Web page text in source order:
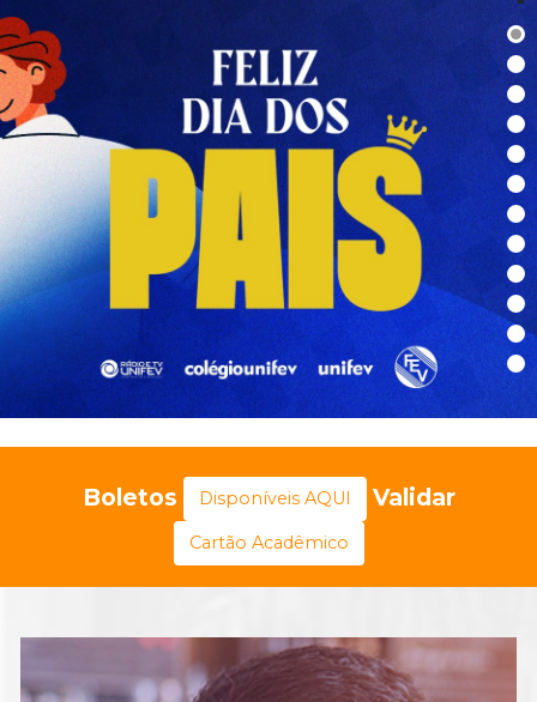
Boletos Disponíveis AQUI Validar
Cartão Acadêmico